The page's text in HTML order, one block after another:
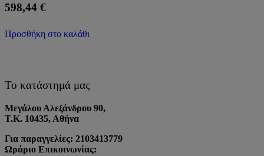
598,44 €
Προσθήκη στο καλάθι
Το κατάστημά μας
Μεγάλου Αλεξάνδρου 90,
Τ.Κ. 10435, Αθήνα
Για παραγγελίες: 2103413779
Ωράριο Επικοινωνίας: